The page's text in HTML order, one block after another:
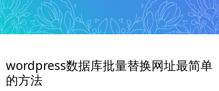
wordpress数据库批量替换网址最简单
的方法